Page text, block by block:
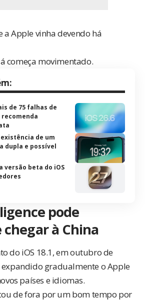
a Apple vinha devendo há
começa movimentado.
de 75 falhas de
recomenda
de um
dupla e possível
versão beta do iOS
pode
à China
do iOS 18.1, em outubro de
gradualmente o Apple
países e idiomas.
de fora por um bom tempo por